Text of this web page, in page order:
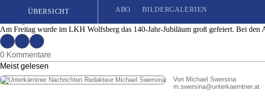
ÜBERSICHT ABO BILDERGALERIEN
Seit 1887| Das unabhängige Wochenblatt für Unterkärnten
LKH Wolfsberg wurde 140 Jahre
Ausgabe | Mittwoch, 29. Mai 2019
Am Freitag wurde im LKH Wolfsberg das 140-Jahr-Jubiläum groß gefeiert. Bei
0 Kommentare
Meist gelesen
Von Michael Swersina
m.swersina@unterkaerntner.at